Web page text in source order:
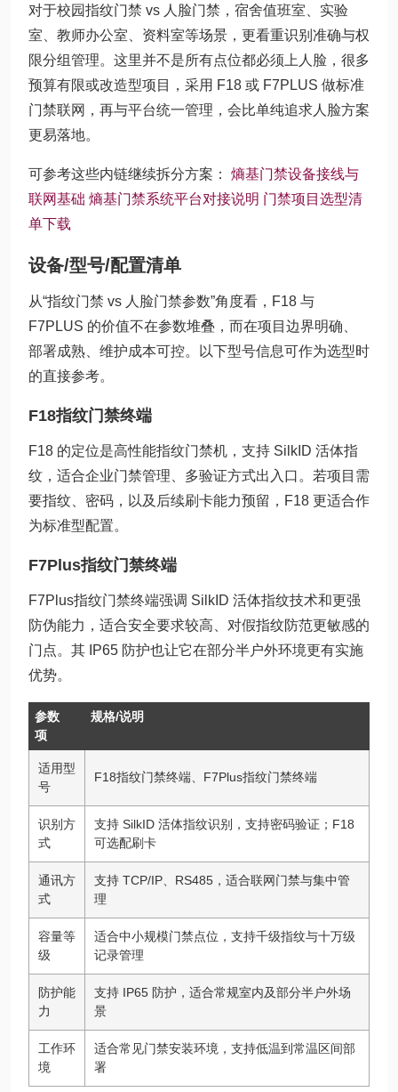
对于校园指纹门禁 vs 人脸门禁，宿舍值班室、实验
室、教师办公室、资料室等场景，更看重识别准确与权
限分组管理。这里并不是所有点位都必须上人脸，很多
预算有限或改造型项目，采用 F18 或 F7PLUS 做标准
门禁联网，再与平台统一管理，会比单纯追求人脸方案
更易落地。
可参考这些内链继续拆分方案： 熵基门禁设备接线与
联网基础 熵基门禁系统平台对接说明 门禁项目选型清
单下载
设备/型号/配置清单
从“指纹门禁 vs 人脸门禁参数”角度看，F18 与
F7PLUS 的价值不在参数堆叠，而在项目边界明确、
部署成熟、维护成本可控。以下型号信息可作为选型时
的直接参考。
F18指纹门禁终端
F18 的定位是高性能指纹门禁机，支持 SilkID 活体指
纹，适合企业门禁管理、多验证方式出入口。若项目需
要指纹、密码，以及后续刷卡能力预留，F18 更适合作
为标准型配置。
F7Plus指纹门禁终端
F7Plus指纹门禁终端强调 SilkID 活体指纹技术和更强
防伪能力，适合安全要求较高、对假指纹防范更敏感的
门点。其 IP65 防护也让它在部分半户外环境更有实施
优势。
参数
项
规格/说明
适用型
号
F18指纹门禁终端、F7Plus指纹门禁终端
识别方
式
支持 SilkID 活体指纹识别，支持密码验证；F18
可选配刷卡
通讯方
式
支持 TCP/IP、RS485，适合联网门禁与集中管
理
容量等
级
适合中小规模门禁点位，支持千级指纹与十万级
记录管理
防护能
力
支持 IP65 防护，适合常规室内及部分半户外场
景
工作环
境
适合常见门禁安装环境，支持低温到常温区间部
署